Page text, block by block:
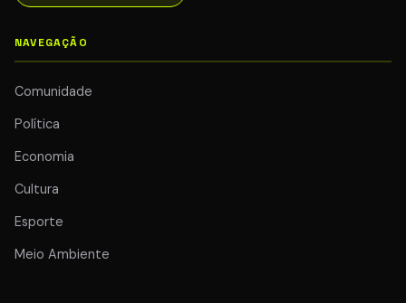
NAVEGAÇÃO
Comunidade
Política
Economia
Cultura
Esporte
Meio Ambiente